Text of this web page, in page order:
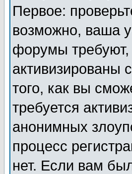
Первое:
возможно, ваша
форумы требуют,
активизированы
того, как вы
требуется
анонимных
процесс
нет. Если вам